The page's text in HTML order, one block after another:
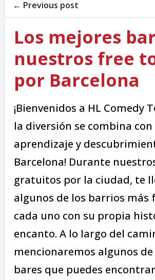
de
entradas
← Previous post
Los mejores
nuestros free
por Barcelona
¡Bienvenidos a HL Comedy
la diversión se combina con
aprendizaje y
Barcelona! Durante
gratuitos por la ciudad, te
algunos de los barrios más
cada uno con su propia
encanto. A lo largo del
mencionaremos algunos
bares que puedes